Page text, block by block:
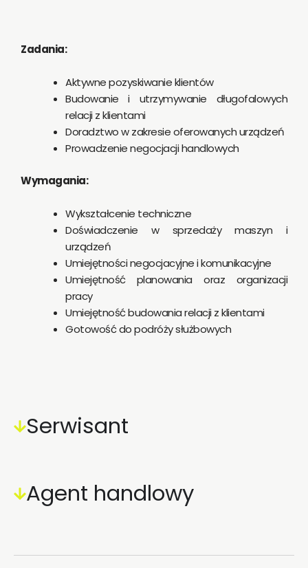
Zadania:
Aktywne pozyskiwanie klientów
Budowanie i utrzymywanie długofalowych
relacji z klientami
Doradztwo w zakresie oferowanych urządzeń
Prowadzenie negocjacji handlowych
Wymagania:
Wykształcenie techniczne
Doświadczenie w sprzedaży maszyn i
urządzeń
Umiejętności negocjacyjne i komunikacyjne
Umiejętność planowania oraz organizacji
pracy
Umiejętność budowania relacji z klientami
Gotowość do podróży służbowych
Serwisant
Agent handlowy